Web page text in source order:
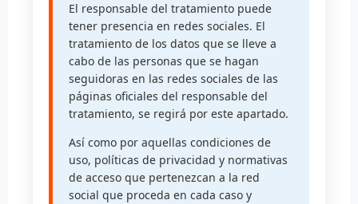
El responsable del tratamiento puede
tener presencia en redes sociales. El
tratamiento de los datos que se lleve a
cabo de las personas que se hagan
seguidoras en las redes sociales de las
páginas oficiales del responsable del
tratamiento, se regirá por este apartado.
Así como por aquellas condiciones de
uso, políticas de privacidad y normativas
de acceso que pertenezcan a la red
social que proceda en cada caso y